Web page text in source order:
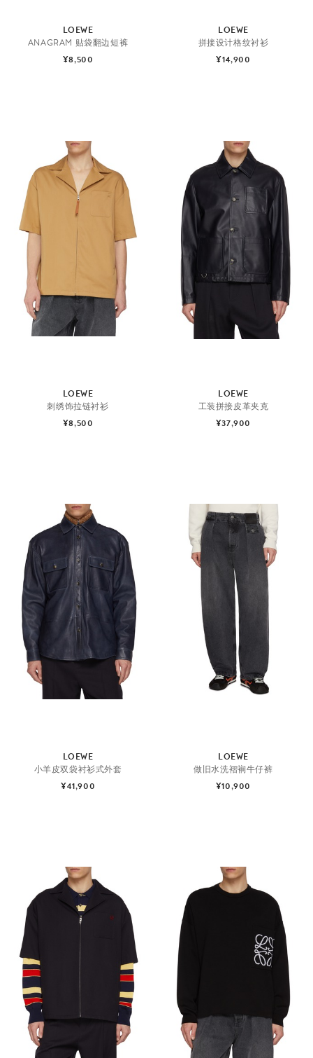
LOEWE
ANAGRAM 贴袋翻边短裤
¥8,500
LOEWE
拼接设计格纹衬衫
¥14,900
LOEWE
刺绣饰拉链衬衫
¥8,500
LOEWE
工装拼接皮革夹克
¥37,900
LOEWE
小羊皮双袋衬衫式外套
¥41,900
LOEWE
做旧水洗褶裥牛仔裤
¥10,900